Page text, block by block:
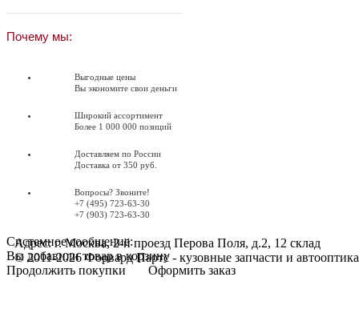
Почему мы:
Выгодные цены
Вы экономите свои деньги
Широкий ассортимент
Более 1 000 000 позиций
Доставляем по России
Доставка от 350 руб.
Вопросы? Звоните!
+7 (495) 723-63-30
+7 (903) 723-63-30
Адрес: г. Москва, 2-й проезд Перова Поля, д.2, 12 склад
© 2011-2026 Форвард Партс - кузовные запчасти и
Системное сообщение:
Вы добавили товар в корзину
Продолжить покупки
Оформить заказ